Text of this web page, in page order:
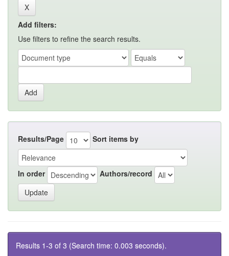
Add filters:
Use filters to refine the search results.
Results/Page Sort items by
In order Authors/record
Results 1-3 of 3 (Search time: 0.003 seconds).